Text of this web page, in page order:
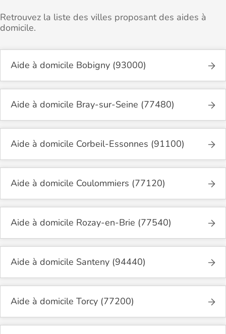
Retrouvez la liste des villes proposant des aides à
domicile.
Aide à domicile Bobigny (93000)
Aide à domicile Bray-sur-Seine (77480)
Aide à domicile Corbeil-Essonnes (91100)
Aide à domicile Coulommiers (77120)
Aide à domicile Rozay-en-Brie (77540)
Aide à domicile Santeny (94440)
Aide à domicile Torcy (77200)